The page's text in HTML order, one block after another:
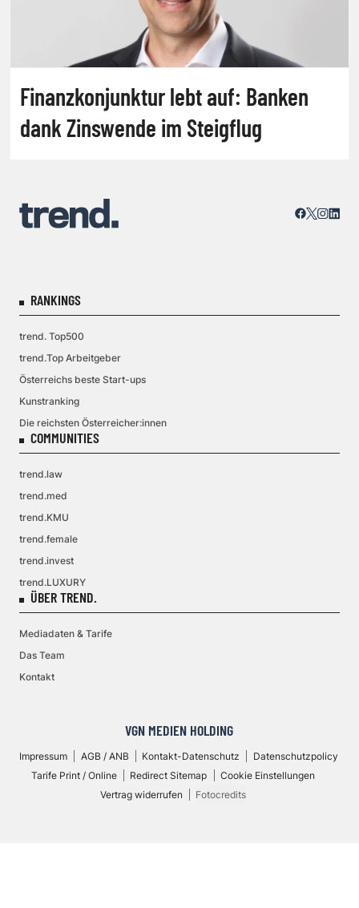
Finanzkonjunktur lebt auf: Banken
dank Zinswende im Steigflug
RANKINGS
trend. Top500
trend.Top Arbeitgeber
Österreichs beste Start-ups
Kunstranking
Die reichsten Österreicher:innen
COMMUNITIES
trend.law
trend.med
trend.KMU
trend.female
trend.invest
trend.LUXURY
ÜBER TREND.
Mediadaten & Tarife
Das Team
Kontakt
VGN MEDIEN HOLDING
Impressum AGB / ANB Kontakt-Datenschutz
Datenschutzpolicy
Tarife Print / Online
Redirect Sitemap
Cookie Einstellungen
Vertrag widerrufen
Fotocredits